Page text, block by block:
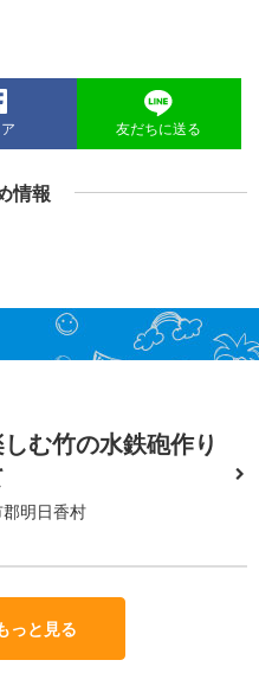
友だちに送る
情報
む竹の水鉄砲作り
明日香村
っと見る